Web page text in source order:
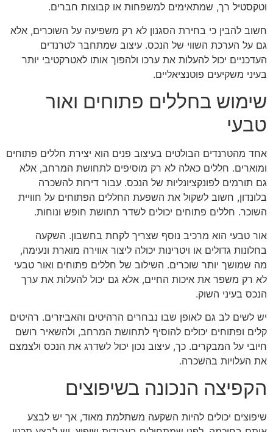
וטקסטיל רך, שמתאימים למשפחות או קבוצות חברים.
חשוב להבין כי בחירת הסגנון לא רק משפיעה על השוכרים, אלא
גם על הערכת השווי של הנכס. עיצוב שמתחבר לטרנדים
העדכניים יכול להעלות את ערכו ולהפוך אותו לאטרקטיבי יותר
בעיני משקיעים פוטנציאליים.
שימוש בחללים פתוחים ואור
טבעי
אחד מהטרנדים הבולטים בעיצוב פנים הוא יצירת חללים פתוחים
ומוארים. חללים כאלה לא רק מוסיפים לתחושת המרחב, אלא
גם תורמים לפונקציונליות של הנכס. עבור דירות להשכרה
בלונדון, חשוב לשקול את השפעת החללים הפתוחים על חוויית
השוכר. חללים פתוחים יכולים לשדר תחושת חופש ונוחות.
אור טבעי הוא מרכיב נוסף שצריך לקחת בחשבון. השקעה
בחלונות גדולים או ויטרינות יכולה ליצור אווירה מוארת ונעימה,
מה שמושך יותר שוכרים. השילוב של חללים פתוחים ואור טבעי
לא רק משפר את איכות החיים, אלא גם יכול להעלות את ערך
הנכס בעיני השוק.
יש לשים לב גם לאופן שבו נבחרים הרהיטים והאביזרים. רהיטים
קלים ופתוחים יכולים להוסיף לתחושת המרחב, ולהשאיר רושם
חיובי על המבקרים. כך, עיצוב נכון יכול לשדרג את הנכס ולצמצם
את העלויות בהשכרה.
הקפיצה הנכונה בשיפוצים
שיפוצים יכולים להיות השקעה משתלמת מאוד, אך יש לבצע